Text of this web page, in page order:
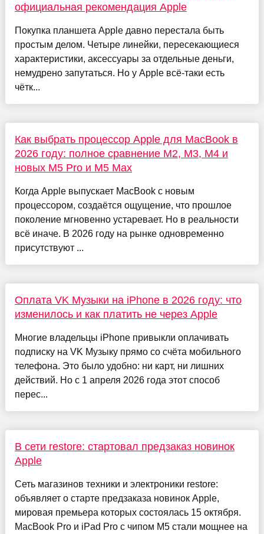
официальная рекомендация Apple
Покупка планшета Apple давно перестала быть
простым делом. Четыре линейки, пересекающиеся
характеристики, аксессуары за отдельные деньги,
немудрено запутаться. Но у Apple всё-таки есть
чётк...
Как выбрать процессор Apple для MacBook в
2026 году: полное сравнение M2, M3, M4 и
новых M5 Pro и M5 Max
Когда Apple выпускает MacBook с новым
процессором, создаётся ощущение, что прошлое
поколение мгновенно устаревает. Но в реальности
всё иначе. В 2026 году на рынке одновременно
присутствуют ...
Оплата VK Музыки на iPhone в 2026 году: что
изменилось и как платить не через Apple
Многие владельцы iPhone привыкли оплачивать
подписку на VK Музыку прямо со счёта мобильного
телефона. Это было удобно: ни карт, ни лишних
действий. Но с 1 апреля 2026 года этот способ
перес...
В сети restore: стартовал предзаказ новинок
Apple
Сеть магазинов техники и электроники restore:
объявляет о старте предзаказа новинок Apple,
мировая премьера которых состоялась 15 октября.
MacBook Pro и iPad Pro с чипом M5 стали мощнее на